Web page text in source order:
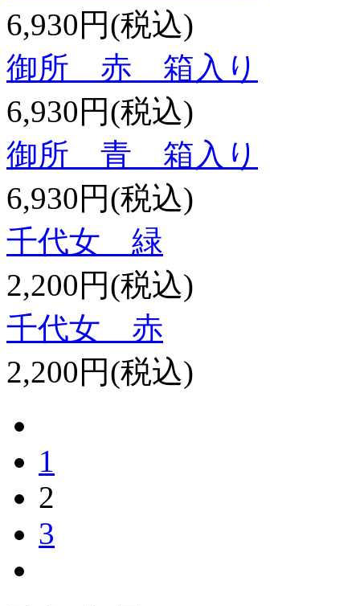
6,930円(税込)
御所 赤 箱入り
6,930円(税込)
御所 青 箱入り
6,930円(税込)
千代女 緑
2,200円(税込)
千代女 赤
2,200円(税込)
1
2
3